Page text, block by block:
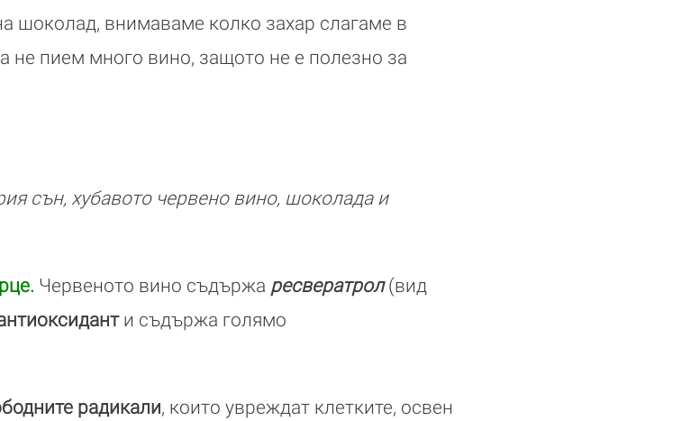
шоколад, внимаваме колко захар слагаме в
не пием много вино, защото не е полезно за
сън, хубавото червено вино, шоколада и
Червеното вино съдържа ресвератрол(вид
и съдържа голямо
радикали, които увреждат клетките, освен